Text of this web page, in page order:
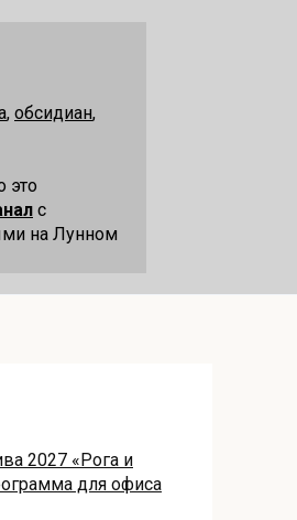
, обсидиан,
это
с
на Лунном
2027 «Рога и
для офиса